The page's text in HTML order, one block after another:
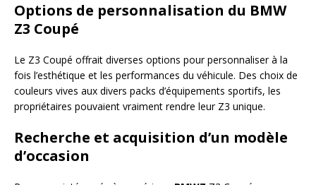
Options de personnalisation du BMW
Z3 Coupé
Le Z3 Coupé offrait diverses options pour personnaliser à la
fois l’esthétique et les performances du véhicule. Des choix de
couleurs vives aux divers packs d’équipements sportifs, les
propriétaires pouvaient vraiment rendre leur Z3 unique.
Recherche et acquisition d’un modèle
d’occasion